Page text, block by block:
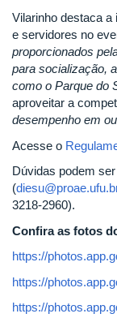
Vilarinho destaca a
e servidores no
proporcionados
para socialização,
como o Parque do
aproveitar a
desempenho em
Acesse o
Dúvidas podem
(
3218-2960).
Confira as fotos
https://
https://
https://